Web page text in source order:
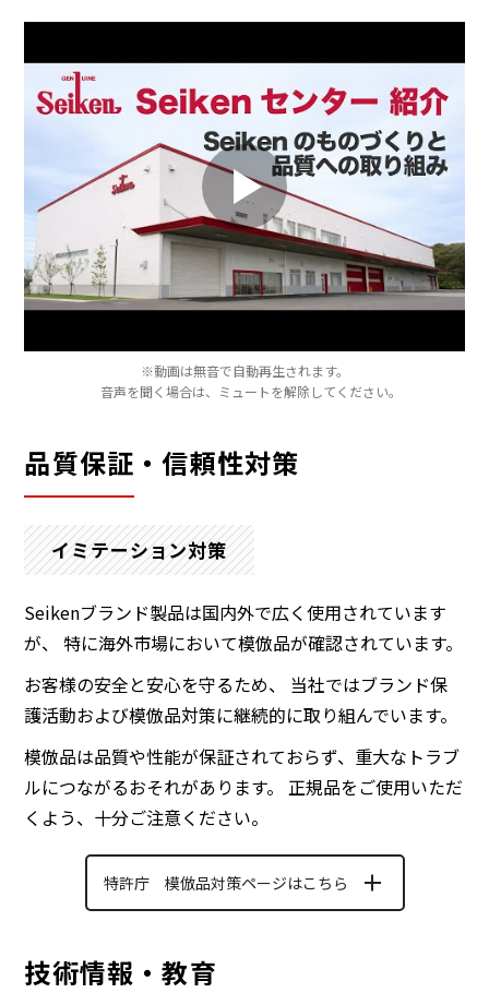
※動画は無音で自動再生されます。
音声を聞く場合は、ミュートを解除してください。
品質保証・信頼性対策
イミテーション対策
Seikenブランド製品は国内外で広く使用されています
が、 特に海外市場において模倣品が確認されています。
お客様の安全と安心を守るため、 当社ではブランド保
護活動および模倣品対策に継続的に取り組んでいます。
模倣品は品質や性能が保証されておらず、重大なトラブ
ルにつながるおそれがあります。 正規品をご使用いただ
くよう、十分ご注意ください。
特許庁 模倣品対策ページはこちら
技術情報・教育